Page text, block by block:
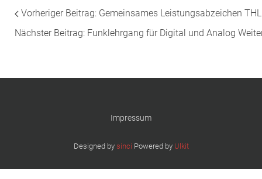
Vorheriger Beitrag: Gemeinsames Leistungsabzeichen
Nächster Beitrag: Funklehrgang für Digital und Analog
Impressum
Designed by sinci Powered by Ulkit